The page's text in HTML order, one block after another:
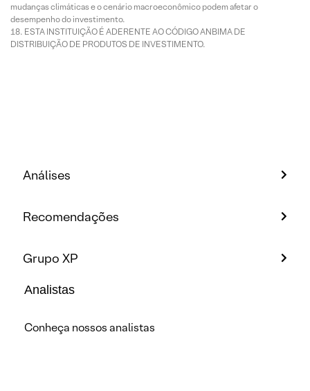
mudanças climáticas e o cenário macroeconômico podem afetar o
desempenho do investimento.
ESTA INSTITUIÇÃO É ADERENTE AO CÓDIGO ANBIMA DE
DISTRIBUIÇÃO DE PRODUTOS DE INVESTIMENTO.
Análises
Recomendações
Grupo XP
Analistas
Conheça nossos analistas